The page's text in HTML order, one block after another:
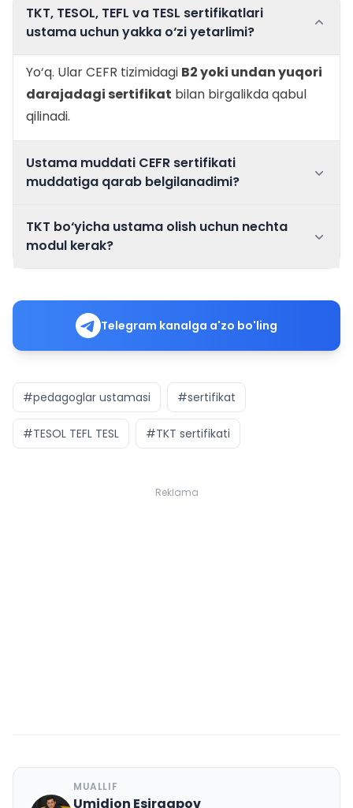
TKT, TESOL, TEFL va TESL sertifikatlari
ustama uchun yakka o‘zi yetarlimi?
Yo‘q. Ular CEFR tizimidagi B2 yoki undan yuqori
darajadagi sertifikat bilan birgalikda qabul
qilinadi.
Ustama muddati CEFR sertifikati
muddatiga qarab belgilanadimi?
yoki TESL sertifikati
TKT bo‘yicha ustama olish uchun nechta
modul kerak?
Telegram kanalga a'zo bo'ling
#pedagoglar ustamasi #sertifikat
#TESOL TEFL TESL #TKT sertifikati
Reklama
MUALLIF
Umidjon Esirgapov